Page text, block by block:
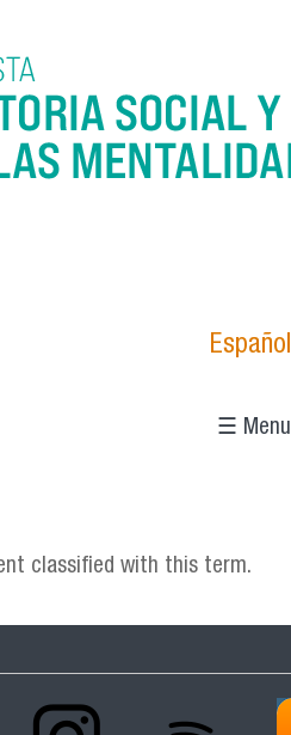
Español
☰ Menu
classified with this term.